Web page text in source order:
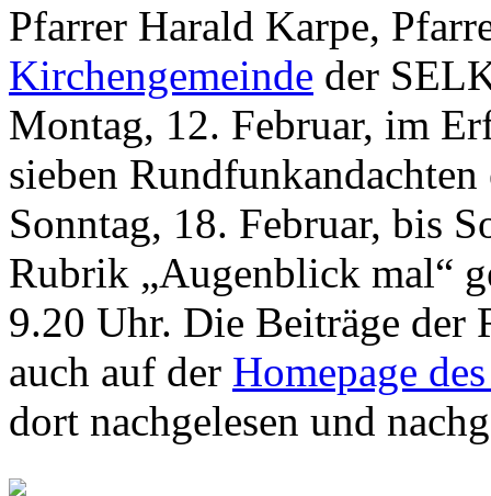
Pfarrer Harald Karpe,
Kirchengemeinde der
Montag, 12. Februar, im
sieben
Sonntag, 18. Februar, bis
Rubrik „Augenblick mal“
9.20 Uhr. Die Beiträge der
auch auf der Homepage
dort nachgelesen und